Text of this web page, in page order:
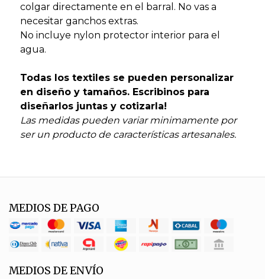
colgar directamente en el barral. No vas a
necesitar ganchos extras.
No incluye nylon protector interior para el
agua.
Todas los textiles se pueden personalizar
en diseño y tamaños. Escribinos para
diseñarlos juntas y cotizarla!
Las medidas pueden variar minimamente por
ser un producto de características artesanales.
MEDIOS DE PAGO
MEDIOS DE ENVÍO